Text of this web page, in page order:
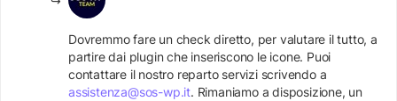
Dovremmo fare un check diretto, per valutare il tutto, a
partire dai plugin che inseriscono le icone. Puoi
contattare il nostro reparto servizi scrivendo a
assistenza@sos-wp.it. Rimaniamo a disposizione, un